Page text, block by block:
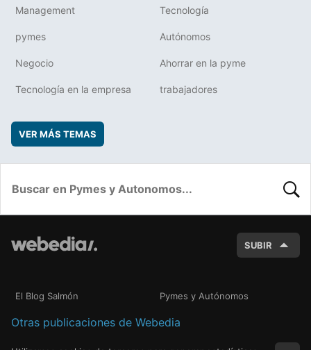
Management Tecnología
pymes Autónomos
Negocio Ahorrar en la pyme
Tecnología en la empresa trabajadores
VER MÁS TEMAS
SUBIR
El Blog Salmón Pymes y Autónomos
Otras publicaciones de Webedia